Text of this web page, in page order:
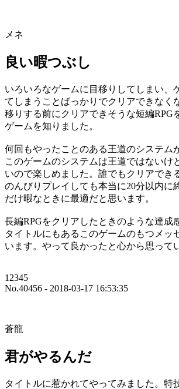
メネ
良い暇つぶし
いろいろなゲームに目移りしてしまい、
てしまうことばっかりでクリアできなく
移りする前にクリアできそうな短編RPG
ゲームを知りました。
何回もやったことのある王道のシステム
このゲームのシステムは王道ではないけ
いので楽しめました。誰でもクリアでき
のんびりプレイしても本当に20分以内に
だけ暇なときに最適だと思います。
長編RPGをクリアしたときのような達成
タイトルにもあるこのゲームのもつメッ
います。やって良かったと心から思って
12345
No.40456 - 2018-03-17 16:53:35
蒼龍
君がやるんだ
タイトルに惹かれてやってみました。特